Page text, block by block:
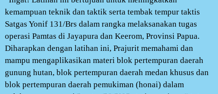
kemampuan teknik dan taktik serta tembak tempur taktis
Satgas Yonif 131/Brs dalam rangka melaksanakan tugas
operasi Pamtas di Jayapura dan Keerom, Provinsi Papua.
Diharapkan dengan latihan ini, Prajurit memahami dan
mampu mengaplikasikan materi blok pertempuran daerah
gunung hutan, blok pertempuran daerah medan khusus dan
blok pertempuran daerah pemukiman (honai) dalam